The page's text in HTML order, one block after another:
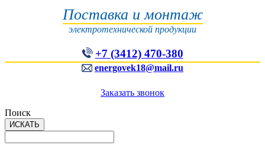
Поставка и монтаж
электротехнической продукции
+7 (3412) 470-380
energovek18@mail.ru
Заказать звонок
Поиск